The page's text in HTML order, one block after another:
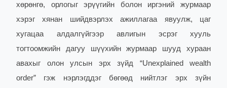
хөрөнгө, орлогыг эрүүгийн болон иргэний журмаар
хэрэг хянан шийдвэрлэх ажиллагаа явуулж, цаг
хугацаа алдалгүйгээр авлигын эсрэг хууль
тогтоомжийн дагуу шүүхийн журмаар шууд хураан
авахыг олон улсын эрх зүйд “Unexplained wealth
order” гэж нэрлэгддэг бөгөөд нийтлэг эрх зүйн